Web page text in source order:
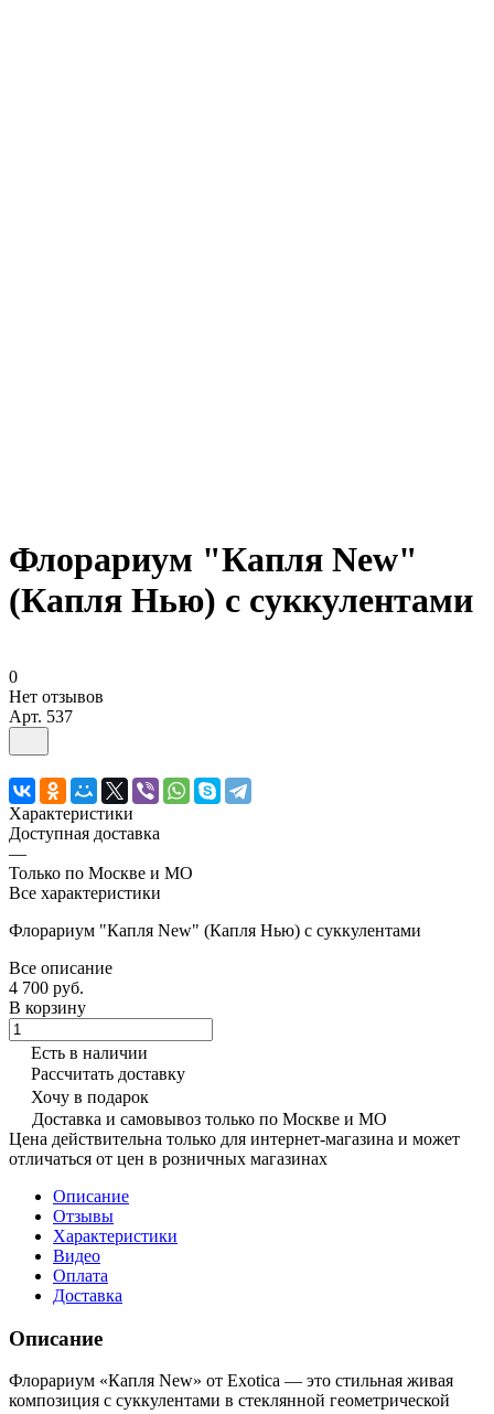
Флорариум "Капля New"
(Капля Нью) с суккулентами
0
Нет отзывов
Арт. 537
Характеристики
Доступная доставка
—
Только по Москве и МО
Все характеристики
Флорариум "Капля New" (Капля Нью) с суккулентами
Все описание
4 700 руб.
В корзину
Есть в наличии
Рассчитать доставку
Хочу в подарок
Доставка и самовывоз только по Москве и МО
Цена действительна только для интернет-магазина и может
отличаться от цен в розничных магазинах
Описание
Отзывы
Характеристики
Видео
Оплата
Доставка
Описание
Флорариум «Капля New» от Exotica — это стильная живая
композиция с суккулентами в стеклянной геометрической